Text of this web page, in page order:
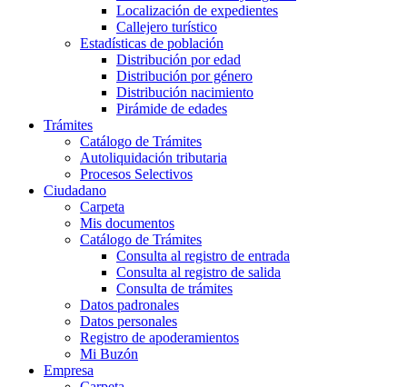
Localización de expedientes
Callejero turístico
Estadísticas de población
Distribución por edad
Distribución por género
Distribución nacimiento
Pirámide de edades
Trámites
Catálogo de Trámites
Autoliquidación tributaria
Procesos Selectivos
Ciudadano
Carpeta
Mis documentos
Catálogo de Trámites
Consulta al registro de entrada
Consulta al registro de salida
Consulta de trámites
Datos padronales
Datos personales
Registro de apoderamientos
Mi Buzón
Empresa